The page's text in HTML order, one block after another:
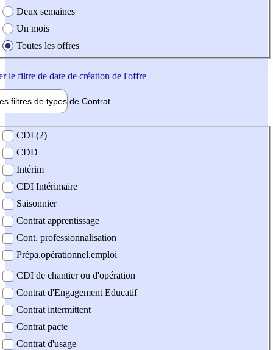
Deux semaines
Un mois
Toutes les offres
le filtre de date de création de l'offre
filtres de types de Contrat
contrat
CDI (2)
CDD
Intérim
CDI Intérimaire
Saisonnier
Contrat apprentissage
Cont. professionnalisation
Prépa.opérationnel.emploi
CDI de chantier ou d'opération
Contrat d'Engagement Educatif
Contrat intermittent
Contrat pacte
Contrat d'usage